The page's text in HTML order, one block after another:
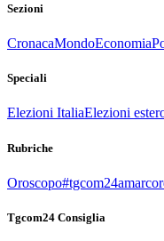
Sezioni
CronacaMondoEconomia
Speciali
Elezioni ItaliaElezioni
Rubriche
Oroscopo
Tgcom24 Consiglia